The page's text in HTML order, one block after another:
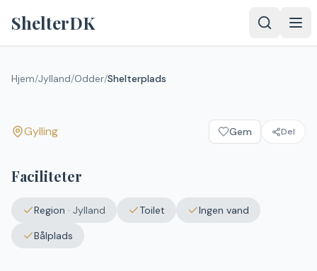
ShelterDK
Hjem/Jylland/Odder/Shelterplads
Upload et
godkendelse.
billede
Ingen fil valgt
Gylling
Gylling Gem Del
Faciliteter
Region · Jylland Toilet
Ingen vand
Bålplads